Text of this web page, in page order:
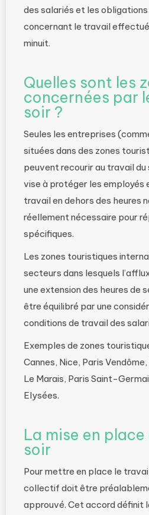
des salariés et les
concernant le travail
minuit.
Quelles sont les
concernées par
soir ?
Seules les entreprises
situées dans des zones
peuvent recourir au travail
vise à protéger les employés
travail en dehors des heures
réellement nécessaire pour
spécifiques.
Les zones touristiques
secteurs dans lesquels
une extension des heures de
être équilibré par une
conditions de travail des
Exemples de zones
Cannes, Nice, Paris
Le Marais, Paris Saint-
Elysées.
La mise en
soir
Pour mettre en place le
collectif doit être
approuvé. Cet accord définit